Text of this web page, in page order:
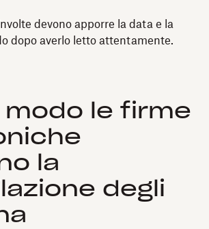
devono apporre la data e la
dopo averlo letto attentamente.
modo le firme
la
degli